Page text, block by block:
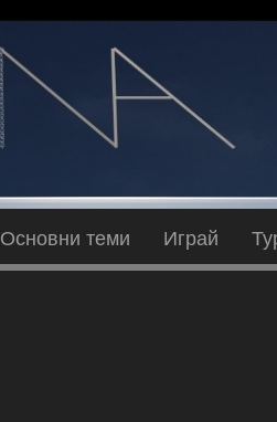
Основни теми Играй